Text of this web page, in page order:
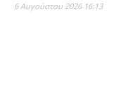
6 Αυγούστου 2026 16:13